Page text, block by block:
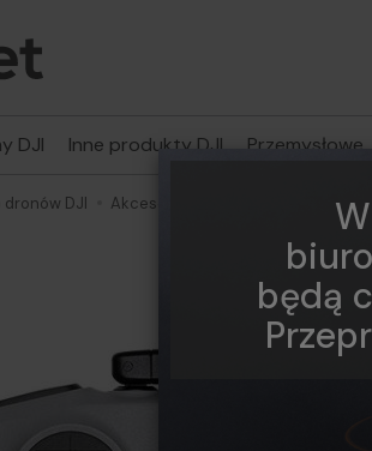
będą
DJI Inne produkty DJI Przemysłowe
DJI Akcesoria DJI Air Akcesoria DJI